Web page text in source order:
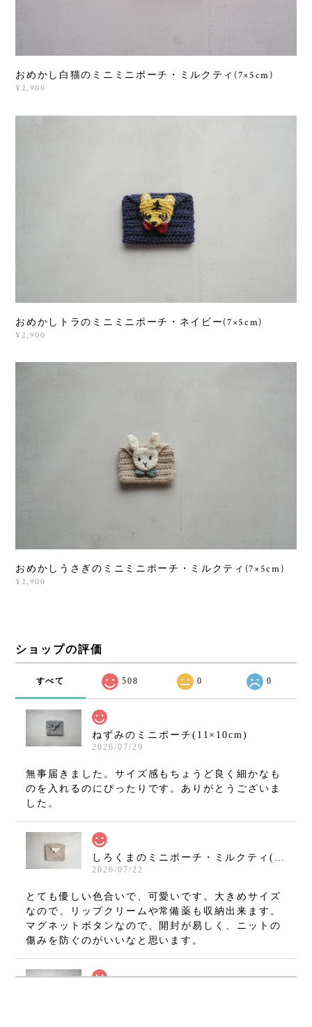
おめかし白猫のミニミニポーチ・ミルクティ(7×5cm)
¥2,900
おめかしトラのミニミニポーチ・ネイビー(7×5cm)
¥2,900
おめかしうさぎのミニミニポーチ・ミルクティ(7×5cm)
¥2,900
ショップの評価
すべて 508 0 0
ねずみのミニポーチ(11×10cm)
2026/07/29
無事届きました。サイズ感もちょうど良く細かなも
のを入れるのにぴったりです。ありがとうございま
した。
2026/07/22
とても優しい色合いで、可愛いです。大きめサイズ
なので、リップクリームや常備薬も収納出来ます。
マグネットボタンなので、開封が易しく、ニットの
傷みを防ぐのがいいなと思います。